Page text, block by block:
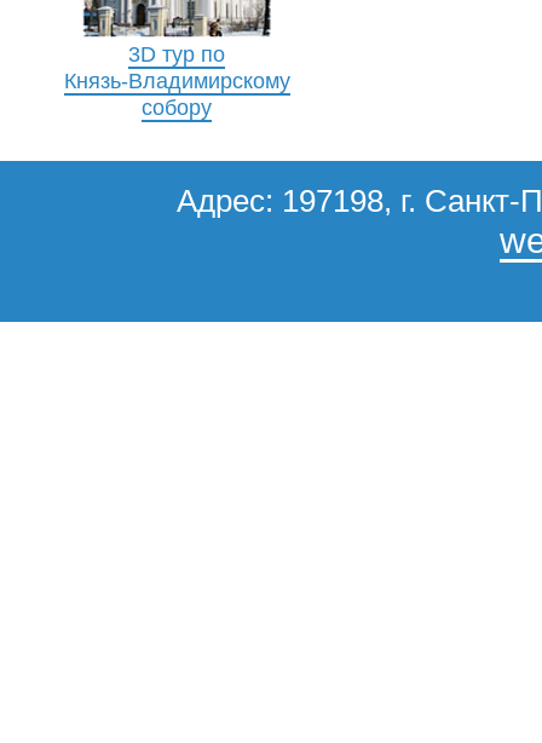
3D тур по
Князь-Владимирскому
собору
Адрес: 197198, г. Санкт-